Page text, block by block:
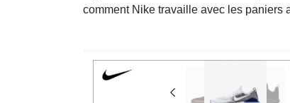
comment Nike travaille avec les paniers